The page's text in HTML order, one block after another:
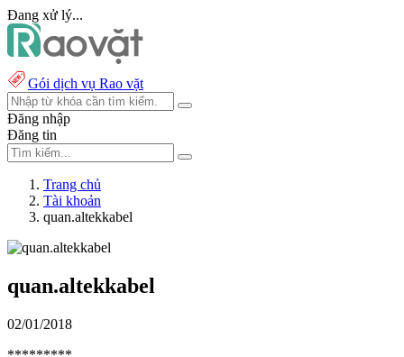
Đang xử lý...
Gói dịch vụ Rao vặt
Đăng nhập
Đăng tin
Trang chủ
Tài khoản
quan.altekkabel
quan.altekkabel
02/01/2018